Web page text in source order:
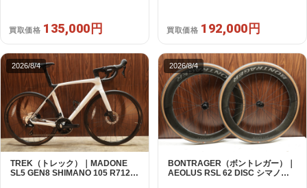
買取価格 135,000円 買取価格 192,000円
2026/8/4
TREK（トレック）｜MADONE
SL5 GEN8 SHIMANO 105 R7120
2026/8/4
BONTRAGER（ボントレガー）｜
AEOLUS RSL 62 DISC シマノフ